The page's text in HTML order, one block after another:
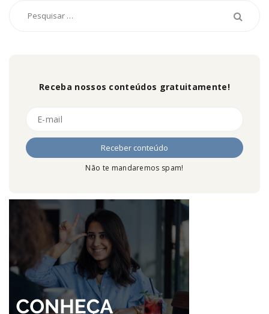
Receba nossos conteúdos gratuitamente!
Não te mandaremos spam!